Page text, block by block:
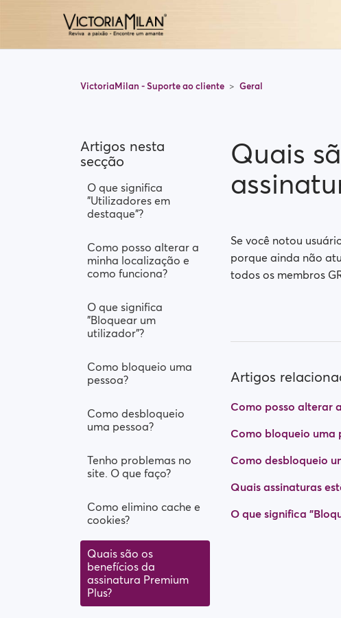
VictoriaMilan - Suporte ao cliente Geral
Artigos nesta
secção
O que significa
"Utilizadores em
destaque"?
Como posso alterar a
minha localização e
como funciona?
O que significa
"Bloquear um
utilizador"?
Como bloqueio uma
pessoa?
Como desbloqueio
uma pessoa?
Tenho problemas no
site. O que faço?
Como elimino cache e
cookies?
Quais são os
benefícios da
assinatura Premium
Plus?
Quais
Se você notou
porque ainda não
todos os membros
Artigos
Como posso alterar
Como bloqueio uma
Como desbloqueio
Quais assinaturas
O que significa